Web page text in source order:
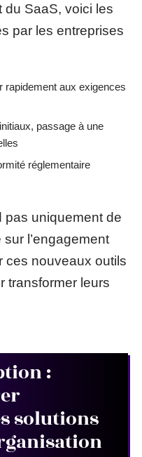
du SaaS, voici les
par les entreprises
rapidement aux exigences
passage à une
réglementaire
pas uniquement de
l’engagement
ces nouveaux outils
transformer leurs
:
solutions